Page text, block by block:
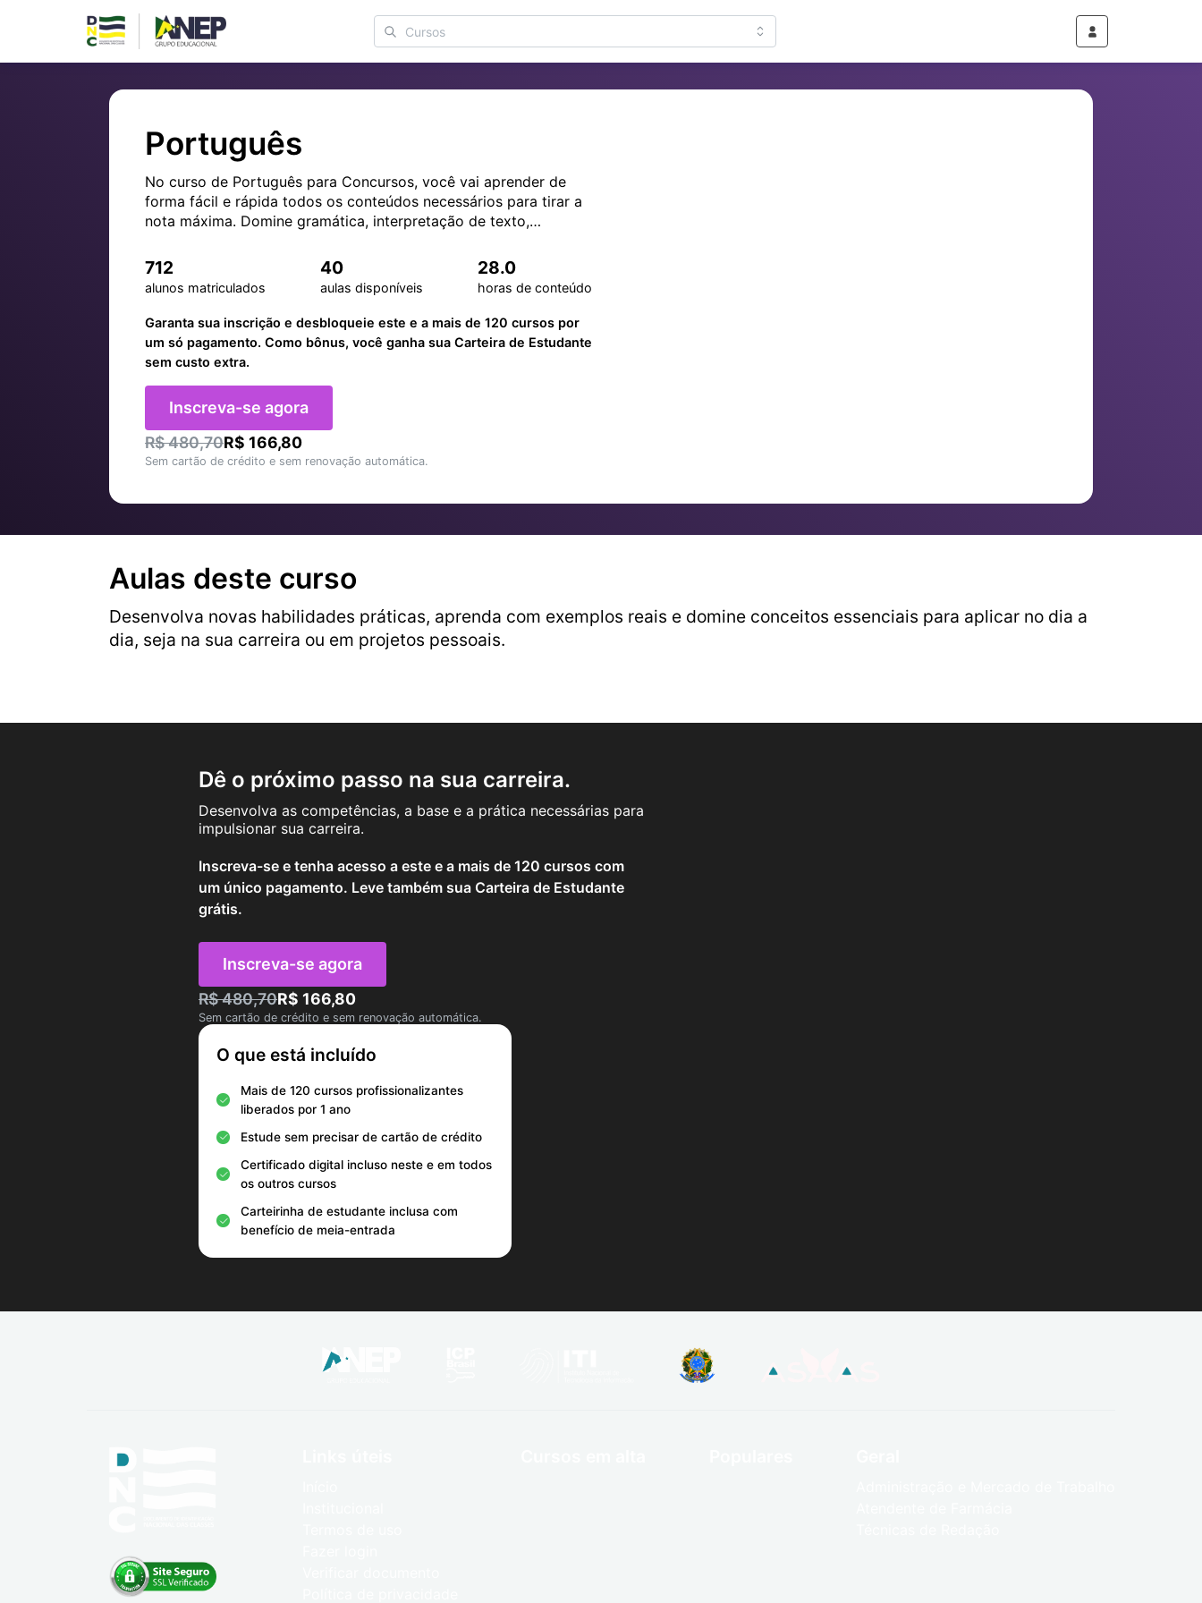
Português
No curso de Português para Concursos, você vai aprender de
forma fácil e rápida todos os conteúdos necessários para tirar a
nota máxima. Domine gramática, interpretação de texto,
e direcionados para provas. Ideal para quem busca aprovação e
deseja se destacar em concursos públicos.
712
alunos matriculados
40
aulas disponíveis
28.0
horas de conteúdo
Garanta sua inscrição e desbloqueie este e a mais de 120 cursos por
um só pagamento. Como bônus, você ganha sua Carteira de Estudante
sem custo extra.
Inscreva-se agora
R$ 480,70R$ 166,80
Sem cartão de crédito e sem renovação automática.
Aulas deste curso
Desenvolva novas habilidades práticas, aprenda com exemplos reais e domine conceitos essenciais para aplicar no dia a
dia, seja na sua carreira ou em projetos pessoais.
Dê o próximo passo na sua carreira.
Desenvolva as competências, a base e a prática necessárias para
impulsionar sua carreira.
Inscreva-se e tenha acesso a este e a mais de 120 cursos com
um único pagamento. Leve também sua Carteira de Estudante
grátis.
Inscreva-se agora
R$ 480,70R$ 166,80
Sem cartão de crédito e sem renovação automática.
O que está incluído
Mais de 120 cursos profissionalizantes
liberados por 1 ano
Estude sem precisar de cartão de crédito
Certificado digital incluso neste e em todos
os outros cursos
Carteirinha de estudante inclusa com
benefício de meia-entrada